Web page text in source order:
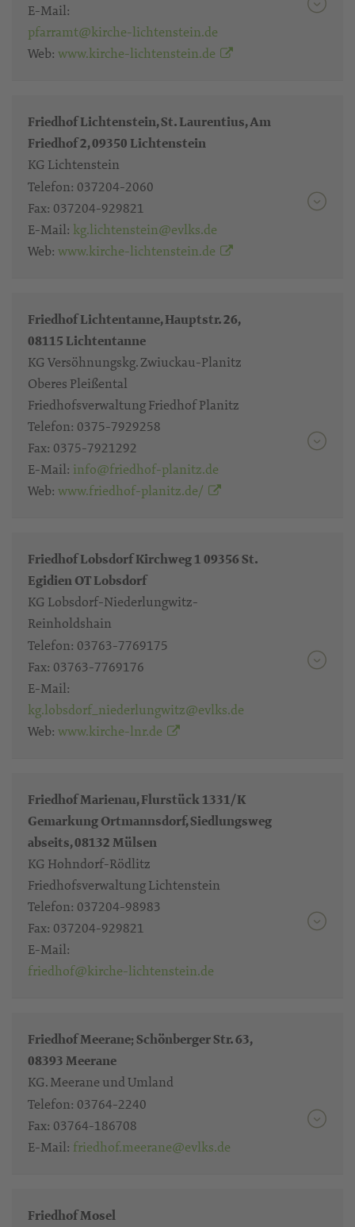
E-Mail:
pfarramt@kirche-lichtenstein.de
Web: www.kirche-lichtenstein.de
Friedhof Lichtenstein, St. Laurentius, Am
Friedhof 2, 09350 Lichtenstein
KG Lichtenstein
Telefon: 037204-2060
Fax: 037204-929821
E-Mail: kg.lichtenstein@evlks.de
Web: www.kirche-lichtenstein.de
Friedhof Lichtentanne, Hauptstr. 26,
08115 Lichtentanne
KG Versöhnungskg. Zwiuckau-Planitz
Oberes Pleißental
Friedhofsverwaltung Friedhof Planitz
Telefon: 0375-7929258
Fax: 0375-7921292
E-Mail: info@friedhof-planitz.de
Web: www.friedhof-planitz.de/
Friedhof Lobsdorf Kirchweg 1 09356 St.
Egidien OT Lobsdorf
KG Lobsdorf-Niederlungwitz-
Reinholdshain
Telefon: 03763-7769175
Fax: 03763-7769176
E-Mail:
kg.lobsdorf_niederlungwitz@evlks.de
Web: www.kirche-lnr.de
Friedhof Marienau, Flurstück 1331/K
Gemarkung Ortmannsdorf, Siedlungsweg
abseits, 08132 Mülsen
KG Hohndorf-Rödlitz
Friedhofsverwaltung Lichtenstein
Telefon: 037204-98983
Fax: 037204-929821
E-Mail:
friedhof@kirche-lichtenstein.de
Friedhof Meerane; Schönberger Str. 63,
08393 Meerane
KG. Meerane und Umland
Telefon: 03764-2240
Fax: 03764-186708
E-Mail: friedhof.meerane@evlks.de
Friedhof Mosel